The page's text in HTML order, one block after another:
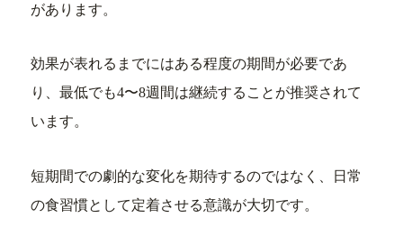
があります。
効果が表れるまでにはある程度の期間が必要であ
り、最低でも4〜8週間は継続することが推奨されて
います。
短期間での劇的な変化を期待するのではなく、日常
の食習慣として定着させる意識が大切です。